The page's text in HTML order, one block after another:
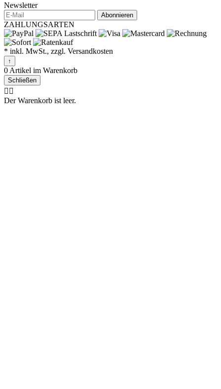
Newsletter
Abonnieren
ZAHLUNGSARTEN
* inkl. MwSt., zzgl. Versandkosten
↑
0 Artikel im Warenkorb
Schließen
🤷‍♂️
Der Warenkorb ist leer.